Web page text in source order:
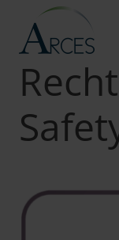
Skip to Main
Arces